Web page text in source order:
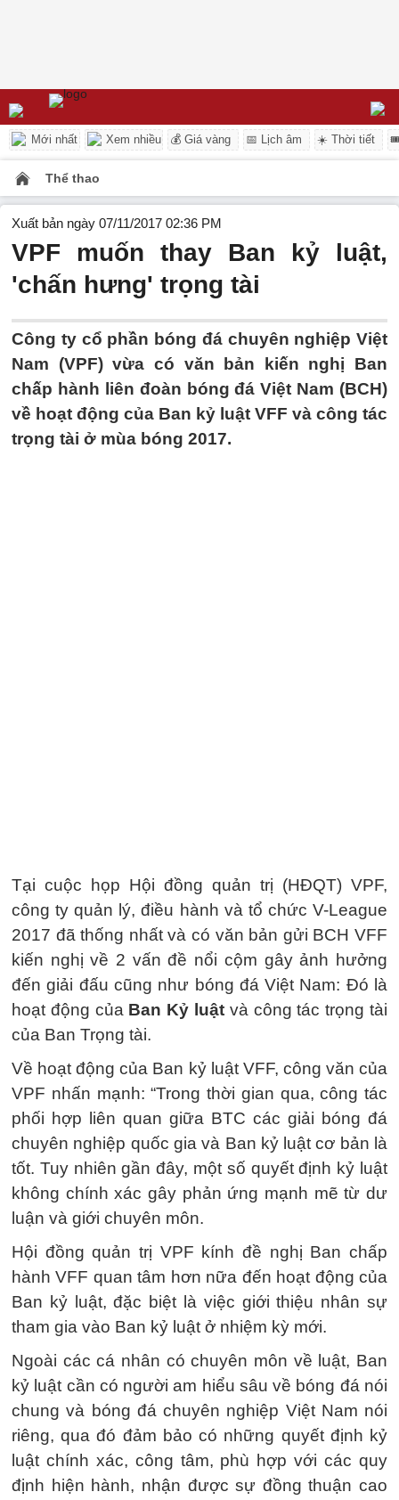
Mới nhất Xem nhiều 💰 Giá vàng 📅 Lịch âm ☀️ Thời tiết
Thể thao
Xuất bản ngày 07/11/2017 02:36 PM
VPF muốn thay Ban kỷ luật,
'chấn hưng' trọng tài
Công ty cổ phần bóng đá chuyên nghiệp Việt
Nam (VPF) vừa có văn bản kiến nghị Ban
chấp hành liên đoàn bóng đá Việt Nam (BCH)
về hoạt động của Ban kỷ luật VFF và công tác
trọng tài ở mùa bóng 2017.
Tại cuộc họp Hội đồng quản trị (HĐQT) VPF,
công ty quản lý, điều hành và tổ chức V-League
2017 đã thống nhất và có văn bản gửi BCH VFF
kiến nghị về 2 vấn đề nổi cộm gây ảnh hưởng
đến giải đấu cũng như bóng đá Việt Nam: Đó là
hoạt động của Ban Kỷ luật và công tác trọng tài
của Ban Trọng tài.
Về hoạt động của Ban kỷ luật VFF, công văn của
VPF nhấn mạnh: “Trong thời gian qua, công tác
phối hợp liên quan giữa BTC các giải bóng đá
chuyên nghiệp quốc gia và Ban kỷ luật cơ bản là
tốt. Tuy nhiên gần đây, một số quyết định kỷ luật
không chính xác gây phản ứng mạnh mẽ từ dư
luận và giới chuyên môn.
Hội đồng quản trị VPF kính đề nghị Ban chấp
hành VFF quan tâm hơn nữa đến hoạt động của
Ban kỷ luật, đặc biệt là việc giới thiệu nhân sự
tham gia vào Ban kỷ luật ở nhiệm kỳ mới.
Ngoài các cá nhân có chuyên môn về luật, Ban
kỷ luật cần có người am hiểu sâu về bóng đá nói
chung và bóng đá chuyên nghiệp Việt Nam nói
riêng, qua đó đảm bảo có những quyết định kỷ
luật chính xác, công tâm, phù hợp với các quy
định hiện hành, nhận được sự đồng thuận cao